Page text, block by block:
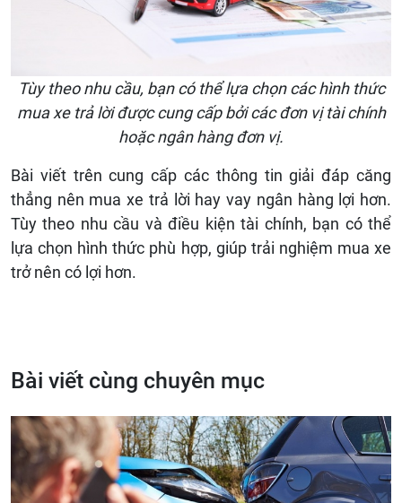
Tùy theo nhu cầu, bạn có thể lựa chọn các hình thức
mua xe trả lời được cung cấp bởi các đơn vị tài chính
hoặc ngân hàng đơn vị.
Bài viết trên cung cấp các thông tin giải đáp căng
thẳng nên mua xe trả lời hay vay ngân hàng lợi hơn.
Tùy theo nhu cầu và điều kiện tài chính, bạn có thể
lựa chọn hình thức phù hợp, giúp trải nghiệm mua xe
trở nên có lợi hơn.
Bài viết cùng chuyên mục